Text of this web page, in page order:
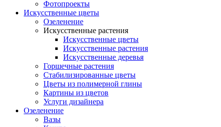
Фотопроекты
Искусственные цветы
Озеленение
Искусственные растения
Искусственные цветы
Искусственные растения
Искусственные деревья
Горшечные растения
Стабилизированные цветы
Цветы из полимерной глины
Картины из цветов
Услуги дизайнера
Озеленение
Вазы